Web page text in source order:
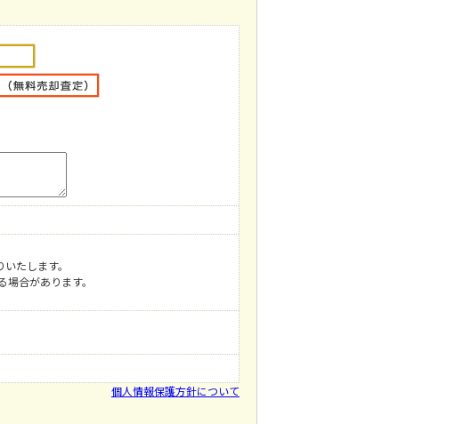
たします。
合があります。
個人情報保護方針について